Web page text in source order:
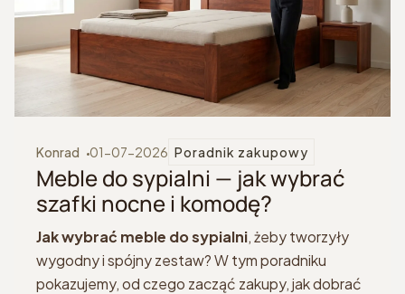
Konrad 01-07-2026 Poradnik zakupowy
Meble do sypialni — jak wybrać
szafki nocne i komodę?
Jak wybrać meble do sypialni, żeby tworzyły
wygodny i spójny zestaw? W tym poradniku
pokazujemy, od czego zacząć zakupy, jak dobrać